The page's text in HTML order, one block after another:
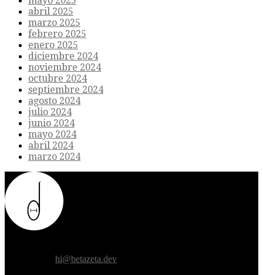
abril 2025
marzo 2025
febrero 2025
enero 2025
diciembre 2024
noviembre 2024
octubre 2024
septiembre 2024
agosto 2024
julio 2024
junio 2024
mayo 2024
abril 2024
marzo 2024
hi@betazeta.dev